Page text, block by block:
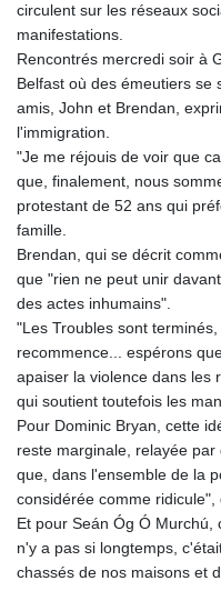
circulent sur les réseaux
manifestations.
Rencontrés mercredi soir à
Belfast où des émeutiers se
amis, John et Brendan,
l'immigration.
"Je me réjouis de voir que
que, finalement, nous
protestant de 52 ans qui
famille.
Brendan, qui se décrit
que "rien ne peut unir
des actes inhumains".
"Les Troubles sont
recommence... espérons
apaiser la violence dans les
qui soutient toutefois les
Pour Dominic Bryan, cette
reste marginale, relayée
que, dans l'ensemble de la
considérée comme ridicule",
Et pour Seán Óg Ó
n'y a pas si longtemps,
chassés de nos maisons et